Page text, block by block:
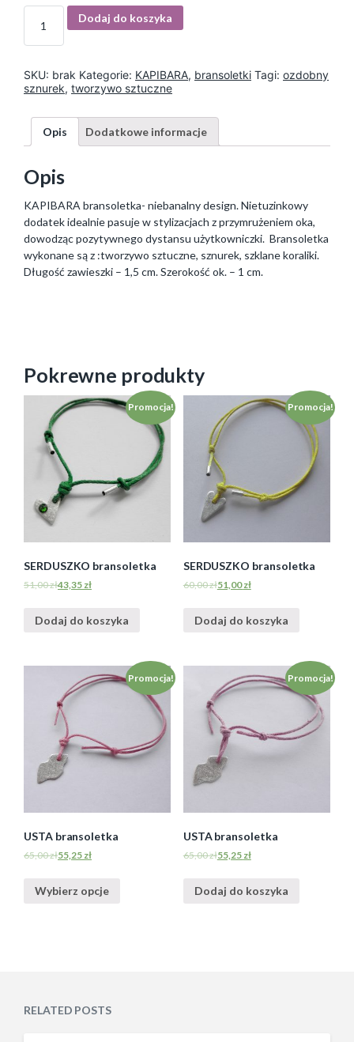
I
ś
Dodaj do koszyka
SKU: brak Kategorie: KAPIBARA, bransoletki Tagi: ozdobny
sznurek, tworzywo sztuczne
Opis Dodatkowe informacje
Opis
KAPIBARA bransoletka- niebanalny design. Nietuzinkowy
dodatek idealnie pasuje w stylizacjach z przymrużeniem oka,
dowodząc pozytywnego dystansu użytkowniczki. Bransoletka
wykonane są z :tworzywo sztuczne, sznurek, szklane koraliki.
Długość zawieszki – 1,5 cm. Szerokość ok. – 1 cm.
Pokrewne produkty
Promocja!
SERDUSZKO bransoletka
51,00zł43,35 zł
Dodaj do koszyka
Promocja!
SERDUSZKO bransoletka
60,00zł51,00zł
Dodaj do koszyka
Promocja!
USTA bransoletka
65,00zł55,25 zł
Wybierz opcje
Promocja!
USTA bransoletka
65,00zł55,25 zł
Dodaj do koszyka
RELATED POSTS